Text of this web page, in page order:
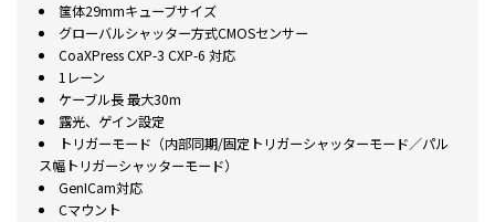
筺体29mmキューブサイズ
グローバルシャッター方式CMOSセンサー
CoaXPress CXP-3 CXP-6 対応
1レーン
ケーブル長 最大30m
露光、ゲイン設定
トリガーモード（内部同期/固定トリガーシャッターモード／パル
ス幅トリガーシャッターモード）
GenICam対応
Cマウント